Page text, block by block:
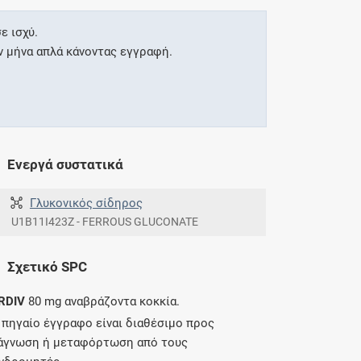
ισχύ.
μήνα απλά κάνοντας εγγραφή.
Ενεργά συστατικά
Γλυκονικός σίδηρος
U1B11I423Z - FERROUS GLUCONATE
Σχετικό SPC
80 mg αναβράζοντα κοκκία.
έγγραφο είναι διαθέσιμο προς
ή μεταφόρτωση από τους